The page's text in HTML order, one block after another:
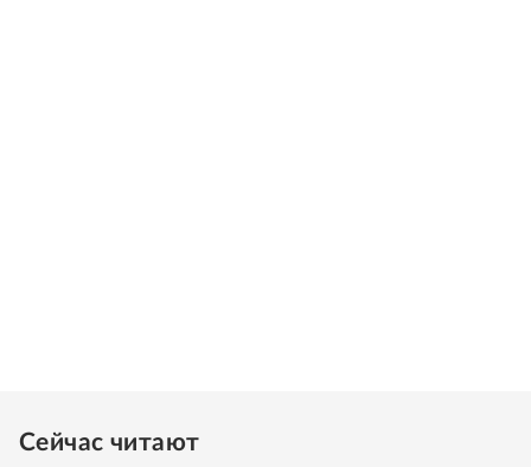
Сейчас читают